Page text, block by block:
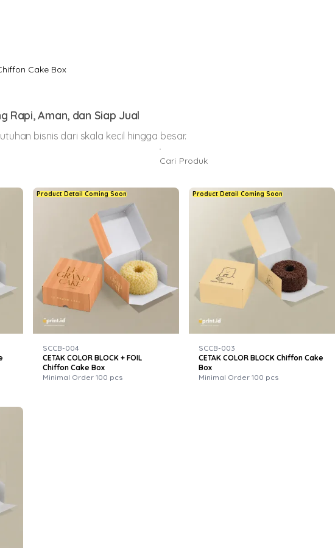
Cake Box
Rapi, Aman, dan Siap Jual
bisnis dari skala kecil hingga besar.
Product Detail Coming Soon
SCCB-004
CETAK COLOR BLOCK + FOIL
Chiffon Cake Box
Minimal Order 100 pcs
Product Detail Coming Soon
SCCB-003
CETAK COLOR BLOCK Chiffon Cake
Box
Minimal Order 100 pcs